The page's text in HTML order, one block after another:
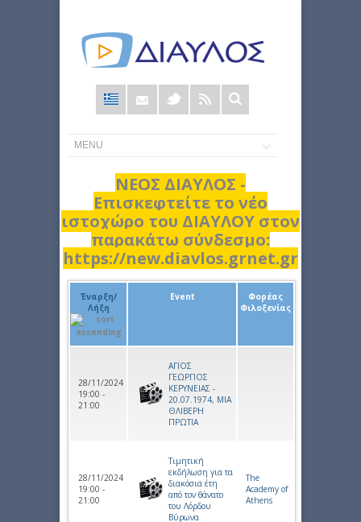
Φόρμα
αναζήτησης
ΝΕΟΣ ΔΙΑΥΛΟΣ -
Επισκεφτείτε το νέο
ιστοχώρο του ΔΙΑΥΛΟΥ στον
παρακάτω σύνδεσμο:
https://new.diavlos.grnet.gr
Έναρξη/
Λήξη
Event
Φορέας
Φιλοξενίας
28/11/2024
19:00 -
21:00
ΑΓΙΟΣ
ΓΕΩΡΓΙΟΣ
ΚΕΡΥΝΕΙΑΣ -
20.07.1974, ΜΙΑ
ΘΛΙΒΕΡΗ
ΠΡΩΤΙΑ
28/11/2024
19:00 -
21:00
Τιμητική
εκδήλωση για τα
διακόσια έτη
από τον θάνατο
του Λόρδου
Βύρωνα
The
Academy of
Athens